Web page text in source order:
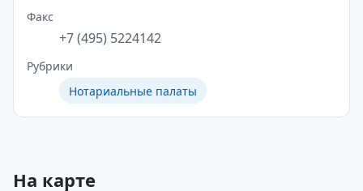
Факс
+7 (495) 5224142
Рубрики
Нотариальные палаты
На карте